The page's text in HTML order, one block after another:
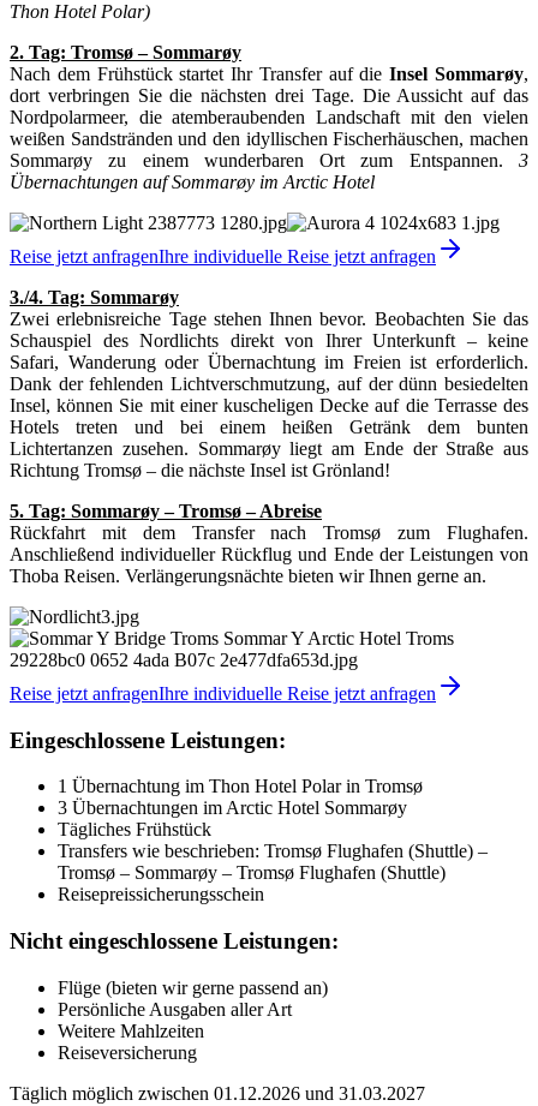
Thon Hotel Polar)
2. Tag: Tromsø – Sommarøy
Nach dem Frühstück startet Ihr Transfer auf dieInsel Sommarøy,
dort verbringen Sie die nächsten drei Tage. Die Aussicht auf das
Nordpolarmeer, die atemberaubenden Landschaft mit den vielen
weißen Sandstränden und den idyllischen Fischerhäuschen, machen
Sommarøy zu einem wunderbaren Ort zum Entspannen. 3
Übernachtungen auf Sommarøy im Arctic Hotel
Reise jetzt anfragenIhre individuelle Reise jetzt anfragen
3./4. Tag: Sommarøy
Zwei erlebnisreiche Tage stehen Ihnen bevor. Beobachten Sie das
Schauspiel des Nordlichts direkt von Ihrer Unterkunft – keine
Safari, Wanderung oder Übernachtung im Freien ist erforderlich.
Dank der fehlenden Lichtverschmutzung, auf der dünn besiedelten
Insel, können Sie mit einer kuscheligen Decke auf die Terrasse des
Hotels treten und bei einem heißen Getränk dem bunten
Lichtertanzen zusehen. Sommarøy liegt am Ende der Straße aus
Richtung Tromsø – die nächste Insel ist Grönland!
5. Tag: Sommarøy – Tromsø – Abreise
Rückfahrt mit dem Transfer nach Tromsø zum Flughafen.
Anschließend individueller Rückflug und Ende der Leistungen von
Thoba Reisen. Verlängerungsnächte bieten wir Ihnen gerne an.
Reise jetzt anfragenIhre individuelle Reise jetzt anfragen
Eingeschlossene Leistungen:
1 Übernachtung im Thon Hotel Polar in Tromsø
3 Übernachtungen im Arctic Hotel Sommarøy
Tägliches Frühstück
Transfers wie beschrieben: Tromsø Flughafen (Shuttle) –
Tromsø – Sommarøy – Tromsø Flughafen (Shuttle)
Reisepreissicherungsschein
Nicht eingeschlossene Leistungen:
Flüge (bieten wir gerne passend an)
Persönliche Ausgaben aller Art
Weitere Mahlzeiten
Reiseversicherung
Täglich möglich zwischen 01.12.2026 und 31.03.2027